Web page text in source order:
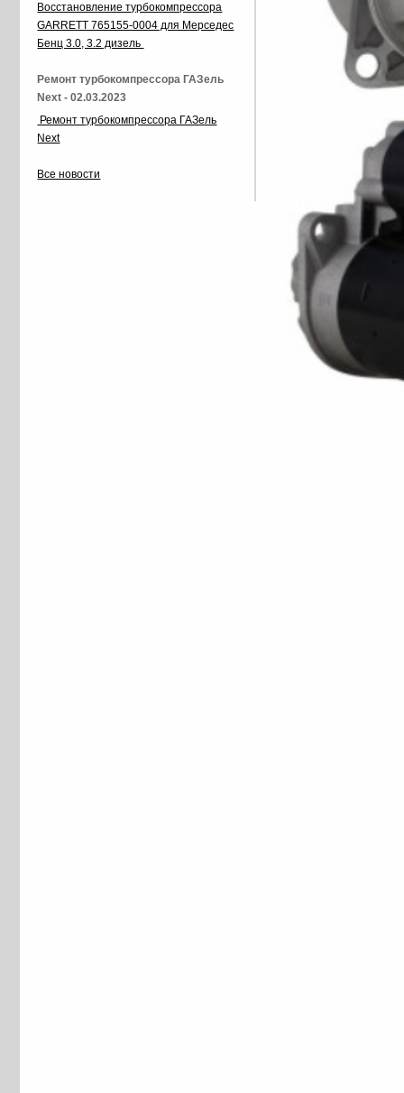
Восстановление турбокомпрессора
GARRETT 765155-0004 для Мерседес
Бенц 3.0, 3.2 дизель
Ремонт турбокомпрессора ГАЗель
Next - 02.03.2023
Ремонт турбокомпрессора ГАЗель
Next
Все новости